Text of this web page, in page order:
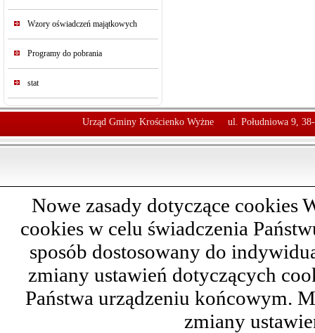
Wzory oświadczeń majątkowych
Programy do pobrania
stat
Urząd Gminy Krościenko Wyżne ul. Południowa 9,
Nowe zasady dotyczące cookies
cookies w celu świadczenia
sposób dostosowany do
zmiany ustawień dotyczących
Państwa urządzeniu końcowym.
zmiany